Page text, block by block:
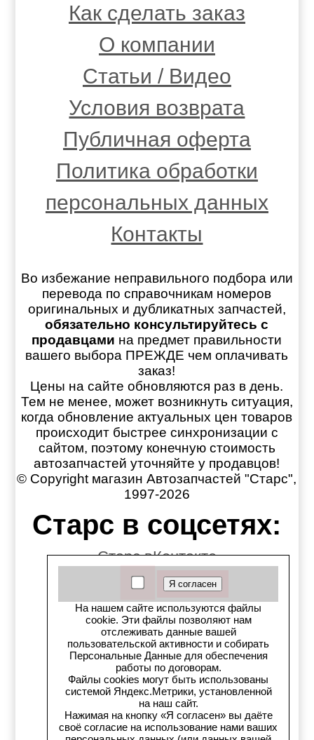
Как сделать заказ
О компании
Статьи / Видео
Условия возврата
Публичная оферта
Политика обработки
персональных данных
Контакты
Во избежание неправильного подбора или
перевода по справочникам номеров
оригинальных и дубликатных запчастей,
обязательно консультируйтесь с
продавцами на предмет правильности
вашего выбора ПРЕЖДЕ чем оплачивать
заказ!
Цены на сайте обновляются раз в день.
Тем не менее, может возникнуть ситуация,
когда обновление актуальных цен товаров
происходит быстрее синхронизации с
сайтом, поэтому конечную стоимость
автозапчастей уточняйте у продавцов!
© Copyright магазин Автозапчастей "Старс",
1997-2026
Старс в соцсетях:
Старс вКонтакте
Старс в YouTube
Телеграм-канал
Старс на Drom.ru
Старс в auto.ru
Старс в картах Яндекс
На нашем сайте используются файлы
cookie. Эти файлы позволяют нам
отслеживать данные вашей
пользовательской активности и собирать
Персональные Данные для обеспечения
работы по договорам.
Файлы cookies могут быть использованы
системой Яндекс.Метрики, установленной
на наш сайт.
Нажимая на кнопку «Я согласен» вы даёте
своё согласие на использование нами ваших